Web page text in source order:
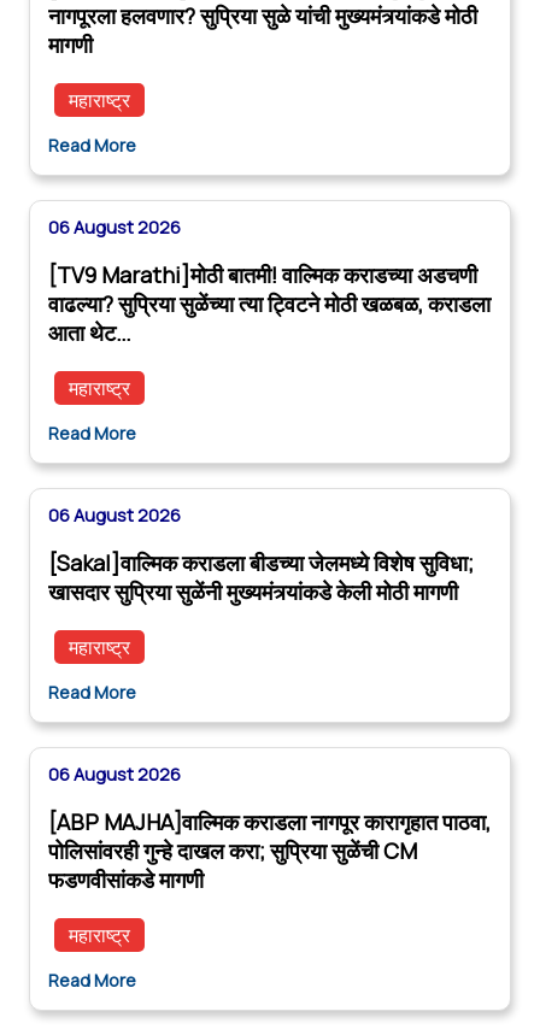
नागपूरला हलवणार? सुप्रिया सुळे यांची मुख्यमंत्र्यांकडे मोठी
मागणी
महाराष्ट्र
Read More
06 August 2026
[TV9 Marathi]मोठी बातमी! वाल्मिक कराडच्या अडचणी
वाढल्या? सुप्रिया सुळेंच्या त्या ट्विटने मोठी खळबळ, कराडला
आता थेट…
महाराष्ट्र
Read More
06 August 2026
[Sakal]वाल्मिक कराडला बीडच्या जेलमध्ये विशेष सुविधा;
खासदार सुप्रिया सुळेंनी मुख्यमंत्र्यांकडे केली मोठी मागणी
महाराष्ट्र
Read More
06 August 2026
[ABP MAJHA]वाल्मिक कराडला नागपूर कारागृहात पाठवा,
पोलिसांवरही गुन्हे दाखल करा; सुप्रिया सुळेंची CM
फडणवीसांकडे मागणी
महाराष्ट्र
Read More